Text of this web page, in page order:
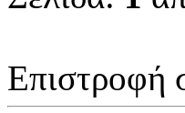
Επιστροφή